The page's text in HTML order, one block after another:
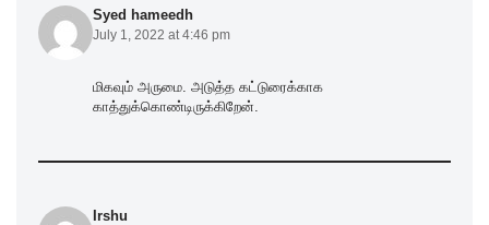
Syed hameedh
July 1, 2022 at 4:46 pm
மிகவும் அருமை. அடுத்த கட்டுரைக்காக
காத்துக்கொண்டிருக்கிறேன்.
Irshu